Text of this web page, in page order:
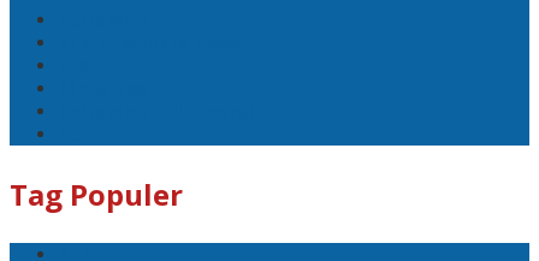
Tag Populer